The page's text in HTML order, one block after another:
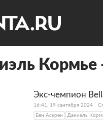
Кормье
Экс-чемпион
16:41, 19 сентября 2024
Бен Аскрен
Даниэль